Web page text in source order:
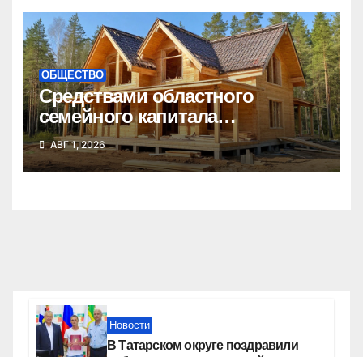
ОБЩЕСТВО
Средствами областного
семейного капитала
воспользовались почти 50
тысяч семей
АВГ 1, 2026
Новости
В Татарском округе поздравили